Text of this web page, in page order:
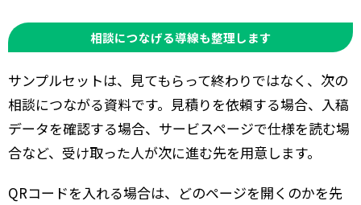
相談につなげる導線も整理します
サンプルセットは、見てもらって終わりではなく、次の
相談につながる資料です。見積りを依頼する場合、入稿
データを確認する場合、サービスページで仕様を読む場
合など、受け取った人が次に進む先を用意します。
QRコードを入れる場合は、どのページを開くのかを先